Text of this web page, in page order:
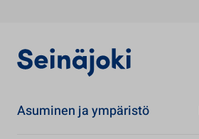
Asuminen ja ympäristö